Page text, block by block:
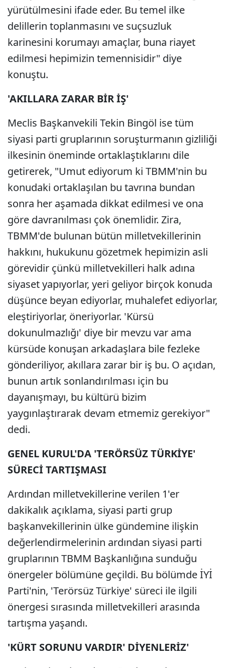
yürütülmesini ifade eder. Bu temel ilke
delillerin toplanmasını ve suçsuzluk
karinesini korumayı amaçlar, buna riayet
edilmesi hepimizin temennisidir" diye
konuştu.
'AKILLARA ZARAR BİR İŞ'
Meclis Başkanvekili Tekin Bingöl ise tüm
siyasi parti gruplarının soruşturmanın gizliliği
ilkesinin öneminde ortaklaştıklarını dile
getirerek, "Umut ediyorum ki TBMM'nin bu
konudaki ortaklaşılan bu tavrına bundan
sonra her aşamada dikkat edilmesi ve ona
göre davranılması çok önemlidir. Zira,
TBMM'de bulunan bütün milletvekillerinin
hakkını, hukukunu gözetmek hepimizin asli
görevidir çünkü milletvekilleri halk adına
siyaset yapıyorlar, yeri geliyor birçok konuda
düşünce beyan ediyorlar, muhalefet ediyorlar,
eleştiriyorlar, öneriyorlar. 'Kürsü
dokunulmazlığı' diye bir mevzu var ama
kürsüde konuşan arkadaşlara bile fezleke
gönderiliyor, akıllara zarar bir iş bu. O açıdan,
bunun artık sonlandırılması için bu
dayanışmayı, bu kültürü bizim
yaygınlaştırarak devam etmemiz gerekiyor"
dedi.
GENEL KURUL'DA 'TERÖRSÜZ TÜRKİYE'
SÜRECİ TARTIŞMASI
Ardından milletvekillerine verilen 1'er
dakikalık açıklama, siyasi parti grup
başkanvekillerinin ülke gündemine ilişkin
değerlendirmelerinin ardından siyasi parti
gruplarının TBMM Başkanlığına sunduğu
önergeler bölümüne geçildi. Bu bölümde İYİ
Parti'nin, 'Terörsüz Türkiye' süreci ile ilgili
önergesi sırasında milletvekilleri arasında
tartışma yaşandı.
'KÜRT SORUNU VARDIR' DİYENLERİZ'